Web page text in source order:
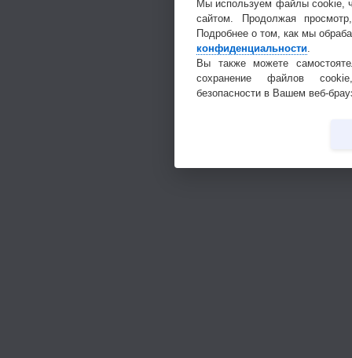
Мы используем файлы cookie,
сайтом. Продолжая
Подробнее о том, как мы
конфиденциальности
Вы также можете
сохранение файлов
безопасности в Вашем веб-